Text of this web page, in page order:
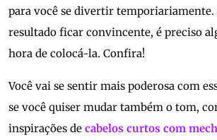
para você se divertir temporiariamente.
resultado ficar convincente, é preciso
hora de colocá-la. Confira!
Você vai se sentir mais poderosa com
se você quiser mudar também o tom,
inspirações de cabelos curtos com